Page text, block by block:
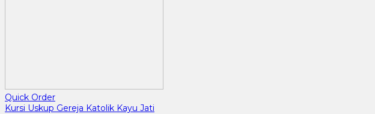
Quick Order
Kursi Uskup Gereja Katolik Kayu Jati